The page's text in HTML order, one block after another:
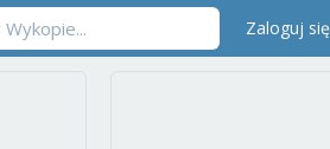
Zaloguj się